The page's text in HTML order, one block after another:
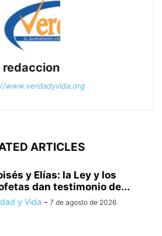
redaccion
www.verdadyvida.org
ARTICLES
y Elías: la Ley y los
dan testimonio de...
y Vida - 7 de agosto de 2026